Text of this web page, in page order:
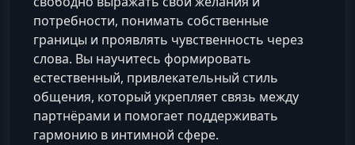
потребности, понимать собственные
границы и проявлять чувственность через
слова. Вы научитесь формировать
естественный, привлекательный стиль
общения, который укрепляет связь между
партнёрами и помогает поддерживать
гармонию в интимной сфере.